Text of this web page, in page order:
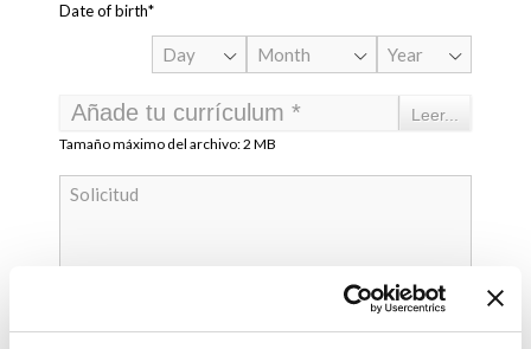
Date of birth*
Year
Month
Day
Añade tu currículum * Leer...
Tamaño máximo del archivo: 2 MB